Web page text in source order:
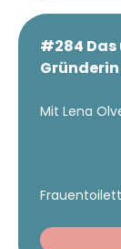
#284
Gründerin
Mit Lena